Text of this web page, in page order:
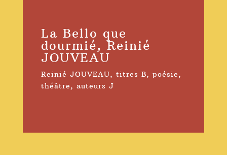
La Bello que
dourmié, Reinié
JOUVEAU
Reinié JOUVEAU, titres B, poésie,
théâtre, auteurs J